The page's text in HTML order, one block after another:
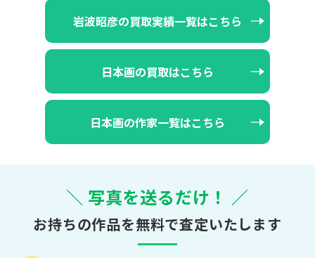
岩波昭彦の買取実績一覧はこちら
日本画の買取はこちら
日本画の作家一覧はこちら
＼ 写真を送るだけ！ ／
お持ちの作品を無料で査定いたします